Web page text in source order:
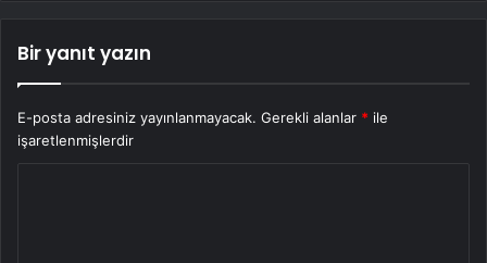
Bir yanıt yazın
E-posta adresiniz yayınlanmayacak. Gerekli alanlar * ile
işaretlenmişlerdir